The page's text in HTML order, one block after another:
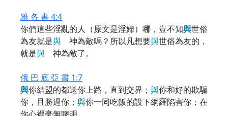
雅 各 書 4:4
你們這些淫亂的人（原文是淫婦）哪，豈不知與世俗
為友就是與 神為敵嗎？所以凡想要與世俗為友的，
就是與 神為敵了。
俄 巴 底 亞 書 1:7
與你結盟的都送你上路，直到交界； 與你和好的欺騙
你，且勝過你； 與你一同吃飯的設下網羅陷害你；在